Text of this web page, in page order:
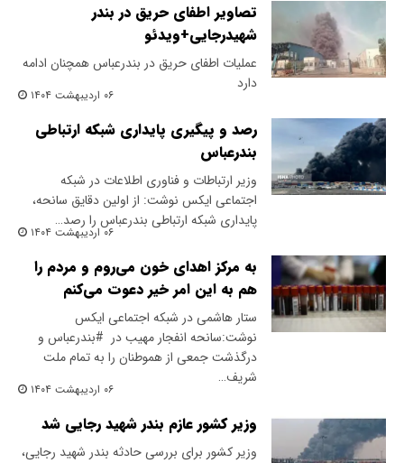
تصاویر اطفای حریق در بندر
شهیدرجایی+ویدئو
عملیات اطفای حریق در بندرعباس همچنان ادامه
دارد
۰۶ اردیبهشت ۱۴۰۴
رصد و پیگیری پایداری شبکه ارتباطی
بندرعباس
وزیر ارتباطات و فناوری اطلاعات در شبکه
اجتماعی ایکس نوشت: از اولین دقایق سانحه،
پایداری شبکه ارتباطی بندرعباس را رصد…
۰۶ اردیبهشت ۱۴۰۴
به مرکز اهدای خون می‌روم و مردم را
هم به این امر خیر دعوت می‌کنم
ستار هاشمی در شبکه اجتماعی ایکس
نوشت:سانحه انفجار مهیب در ⁧ #بندرعباس⁩ و
درگذشت جمعی از هموطنان را به تمام ملت
شریف…
۰۶ اردیبهشت ۱۴۰۴
وزیر کشور عازم بندر شهید رجایی شد
وزیر کشور برای بررسی حادثه بندر شهید رجایی،